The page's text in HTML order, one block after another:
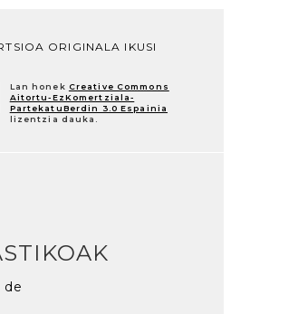
ORIGINALA IKUSI
Lan honek Creative Commons
Aitortu-EzKomertziala-
PartekatuBerdin 3.0 Espainia
lizentzia dauka.
de